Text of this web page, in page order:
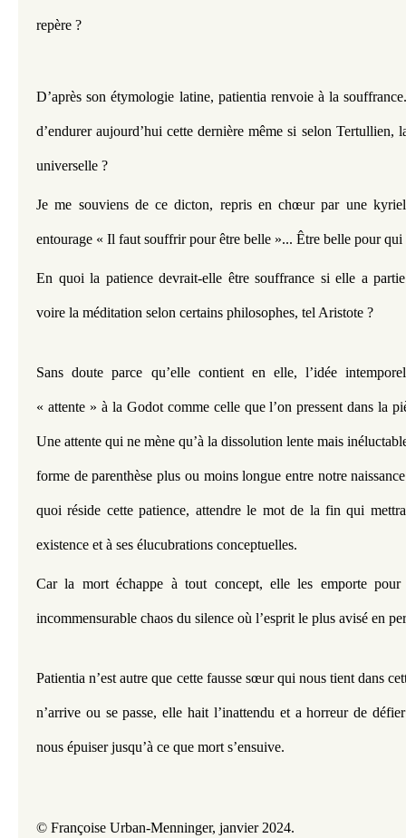
repère ?
D’après son étymologie latine, patientia renvoie à la
d’endurer aujourd’hui cette dernière même si selon Tertullien,
universelle ?
Je me souviens de ce dicton, repris en chœur par une
entourage « Il faut souffrir pour être belle »... Être belle pour qui
En quoi la patience devrait-elle être souffrance si elle a
voire la méditation selon certains philosophes, tel Aristote ?
Sans doute parce qu’elle contient en elle, l’idée
« attente » à la Godot comme celle que l’on pressent dans la
Une attente qui ne mène qu’à la dissolution lente mais
forme de parenthèse plus ou moins longue entre notre
quoi réside cette patience, attendre le mot de la fin qui
existence et à ses élucubrations conceptuelles.
Car la mort échappe à tout concept, elle les emporte
incommensurable chaos du silence où l’esprit le plus avisé en
Patientia n’est autre que cette fausse sœur qui nous tient dans
n’arrive ou se passe, elle hait l’inattendu et a horreur de
nous épuiser jusqu’à ce que mort s’ensuive.
© Françoise Urban-Menninger, janvier 2024.